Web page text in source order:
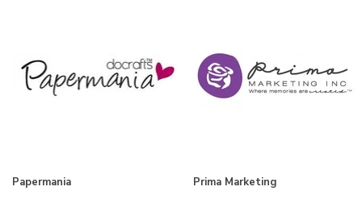
Papermania Prima Marketing